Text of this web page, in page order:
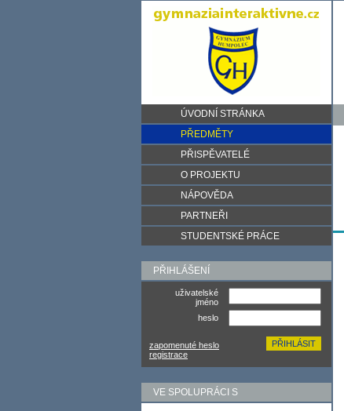
ÚVODNÍ STRÁNKA
PŘEDMĚTY
PŘISPĚVATELÉ
O PROJEKTU
NÁPOVĚDA
PARTNEŘI
STUDENTSKÉ PRÁCE
PŘIHLÁŠENÍ
uživatelské
jméno
heslo
zapomenuté heslo
registrace
VE SPOLUPRÁCI S